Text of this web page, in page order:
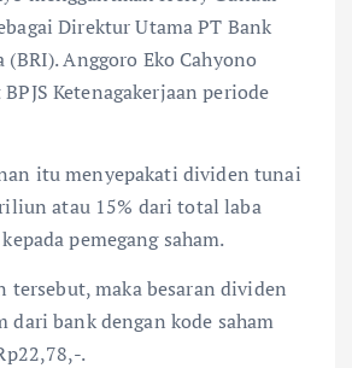
Direktur Utama PT Bank
Anggoro Eko Cahyono
Ketenagakerjaan periode
itu menyepakati dividen tunai
atau 15% dari total laba
pemegang saham.
maka besaran dividen
dari bank dengan kode saham
.